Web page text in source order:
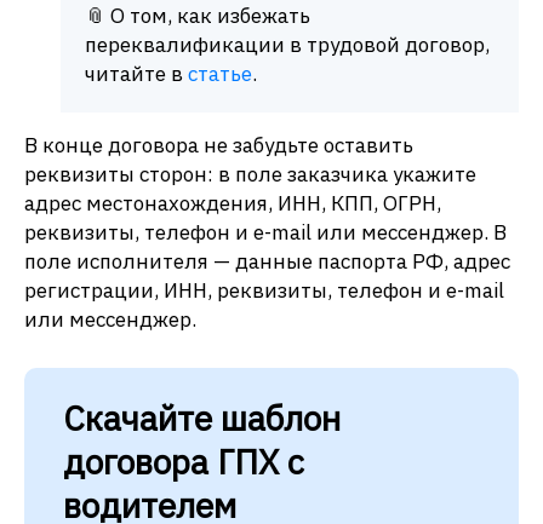
📎 О том, как избежать
переквалификации в трудовой договор,
читайте встатье.
В конце договора не забудьте оставить
реквизиты сторон: в поле заказчика укажите
адрес местонахождения, ИНН, КПП, ОГРН,
реквизиты, телефон и e-mail или мессенджер. В
поле исполнителя — данные паспорта РФ, адрес
регистрации, ИНН, реквизиты, телефон и e-mail
или мессенджер.
Скачайте шаблон
договора ГПХ с
водителем